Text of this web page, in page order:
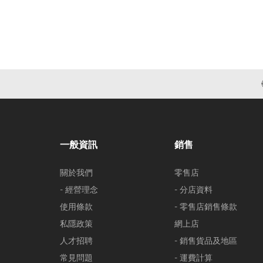
一般資訊
關於我們
- 經營理念
使用條款
私隱政策
人才招聘
常見問題
銷售
零售店
- 分店資料
- 零售店銷售條款
網上店
- 銷售貨品及地區
- 運費計算